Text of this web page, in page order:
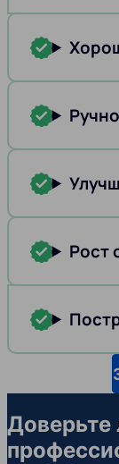
Рост
Доверьте